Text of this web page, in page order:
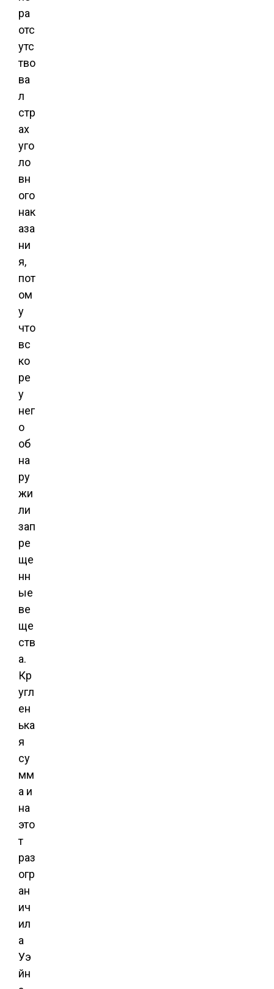
ра
отс
утс
тво
ва
л
стр
ах
уго
ло
вн
ого
нак
аза
ни
я,
пот
ом
у
что
вс
ко
ре
у
нег
о
об
на
ру
жи
ли
зап
ре
ще
нн
ые
ве
ще
ств
а.
Кр
угл
ен
ька
я
су
мм
а и
на
это
т
раз
огр
ан
ич
ил
а
Уэ
йн